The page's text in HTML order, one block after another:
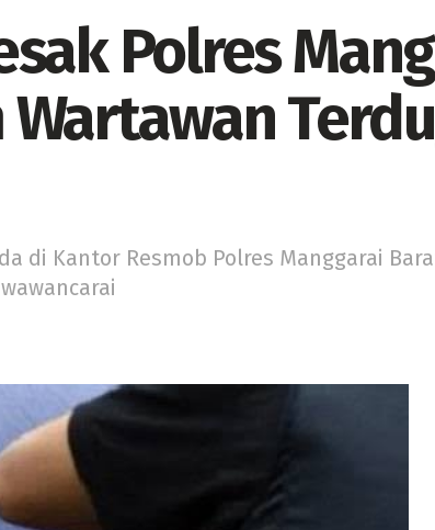
Polres
di Kantor Resmob Polres Manggarai